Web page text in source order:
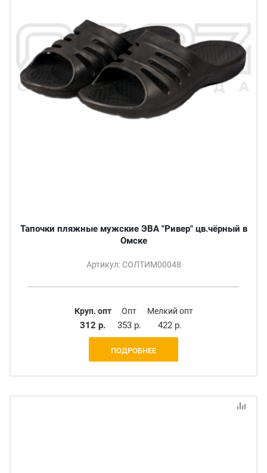
Тапочки пляжные мужские ЭВА "Ривер" цв.чёрный в
Омске
Артикул: СОЛТИМ00048
Круп. опт
312 р.
Опт
353 р.
Мелкий опт
422 р.
ПОДРОБНЕЕ